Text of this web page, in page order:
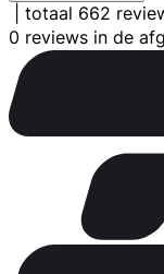
totaal 662
0 reviews in de